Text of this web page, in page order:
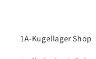
1A-Kugellager Shop